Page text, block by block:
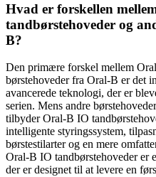
Hvad er forskellen
tandbørstehoveder og
B?
Den primære forskel mellem
børstehoveder fra Oral-B er det
avancerede teknologi, der er
serien. Mens andre
tilbyder Oral-B IO
intelligente styringssystem,
børstestilarter og en mere
Oral-B IO tandbørstehoveder er
der er designet til at levere en